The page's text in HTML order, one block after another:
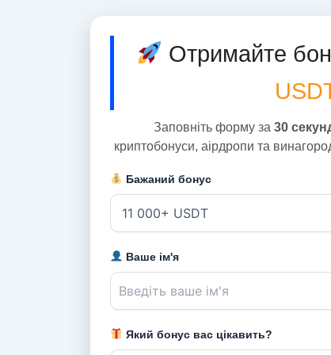
Отримайте
Заповніть форму за 30
криптобонуси, аірдропи та
Бажаний бонус
Ваше ім'я
Який бонус вас цікавить?